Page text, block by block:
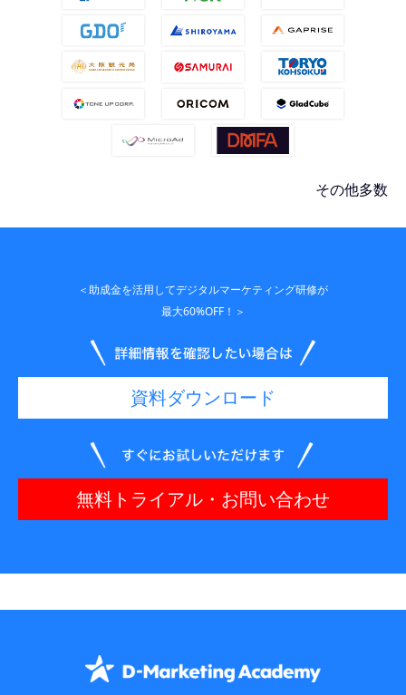
その他多数
＜助成金を活用してデジタルマーケティング研修が
最大60%OFF！＞
資料ダウンロード
無料トライアル・お問い合わせ